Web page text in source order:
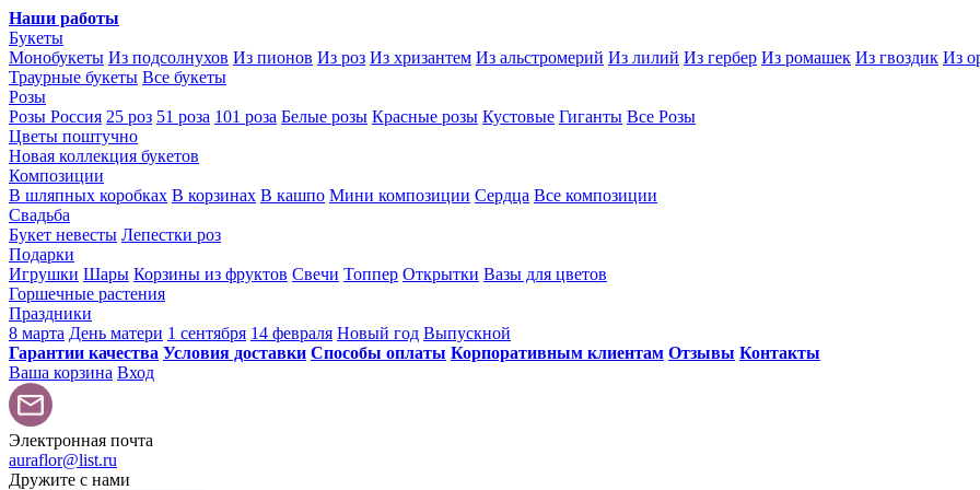
Наши работы
Букеты
Монобукеты Из подсолнухов Из пионов Из роз Из хризантем Из альстромерий Из лилий Из гербер Из ромашек Из гвоздик Из
Траурные букеты Все букеты
Розы
Розы Россия 25 роз 51 роза 101 роза Белые розы Красные розы Кустовые Гиганты Все Розы
Цветы поштучно
Новая коллекция букетов
Композиции
В шляпных коробках В корзинах В кашпо Мини композиции Сердца Все композиции
Свадьба
Букет невесты Лепестки роз
Подарки
Игрушки Шары Корзины из фруктов Свечи Топпер Открытки Вазы для цветов
Горшечные растения
Праздники
8 марта День матери 1 сентября 14 февраля Новый год Выпускной
Гарантии качества Условия доставки Способы оплаты Корпоративным клиентам Отзывы Контакты
Ваша корзина Вход
Электронная почта
auraflor@list.ru
Дружите с нами